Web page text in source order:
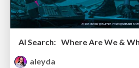
aleyda